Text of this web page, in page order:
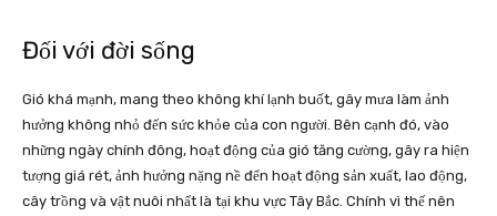
Đối với đời sống
Gió khá mạnh, mang theo không khí lạnh buốt, gây mưa làm ảnh
hưởng không nhỏ đến sức khỏe của con người. Bên cạnh đó, vào
những ngày chính đông, hoạt động của gió tăng cường, gây ra hiện
tượng giá rét, ảnh hưởng nặng nề đến hoạt động sản xuất, lao động,
cây trồng và vật nuôi nhất là tại khu vực Tây Bắc. Chính vì thế nên